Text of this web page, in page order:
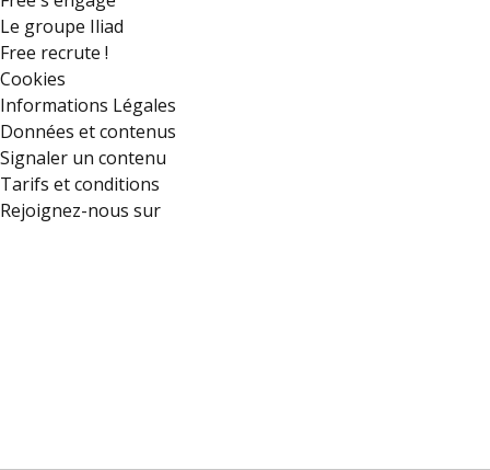
Le groupe Iliad
Free recrute !
Cookies
Informations Légales
Données et contenus
Signaler un contenu
Tarifs et conditions
Rejoignez-nous sur